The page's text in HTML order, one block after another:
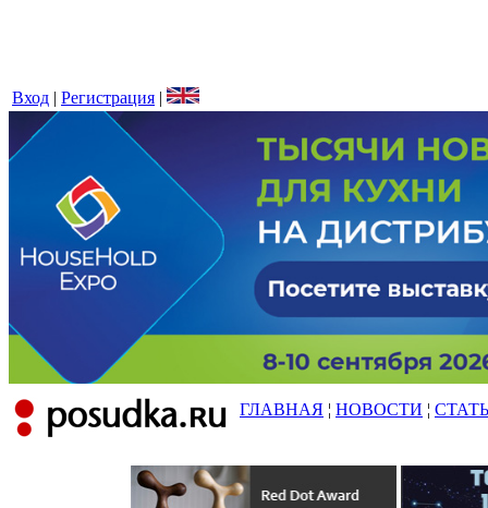
Вход | Регистрация |
ГЛАВНАЯ ¦ НОВОСТИ ¦